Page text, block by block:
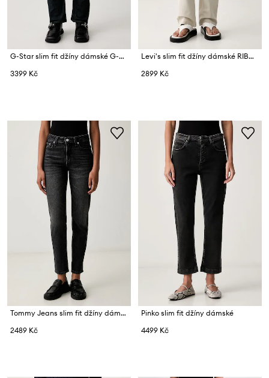
G-Star slim fit džíny dámské G-Star Arc 3D Slim
3399 Kč
Levi's slim fit džíny dámské RIBCAGE SLIM
2899 Kč
Tommy Jeans slim fit džíny dámské
2489 Kč
Pinko slim fit džíny dámské
4499 Kč